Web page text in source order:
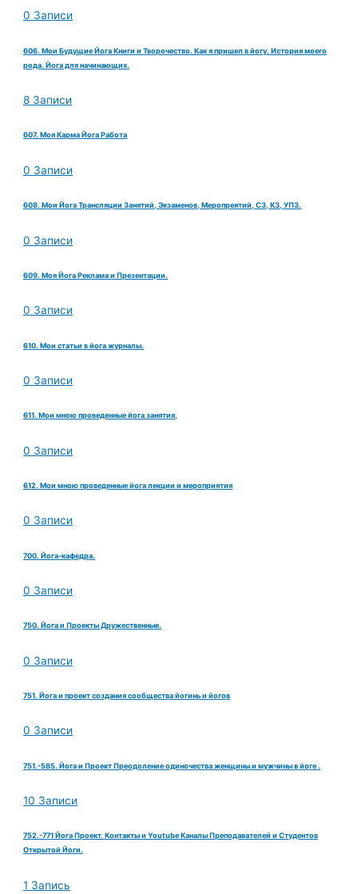
0 Записи
606. Мои Будущие Йога Книги и Творочество. Как я пришел в йогу. История моего
рода. Йога для начинающих.
8 Записи
607. Моя Карма Йога Работа
0 Записи
608. Мои Йога Трансляции Занятий, Экзаменов, Меропреятий, СЗ, КЗ, УПЗ.
0 Записи
609. Моя Йога Реклама и Презентации.
0 Записи
610. Мои статьи в йога журналы.
0 Записи
611. Мои мною проведенные йога занятия,
0 Записи
612. Мои мною проведенные йога лекции и мероприятия
0 Записи
700. Йога-кафедра.
0 Записи
750. Йога и Проекты Дружественные.
0 Записи
751. Йога и проект создания сообщества йогинь и йогов
0 Записи
751.-585. Йога и Проект Преодоление одиночества женщины и мужчины в йоге .
10 Записи
752.-771 Йога Проект. Контакты и Youtube Каналы Преподавателей и Студентов
Открытой Йоги.
1 Запись